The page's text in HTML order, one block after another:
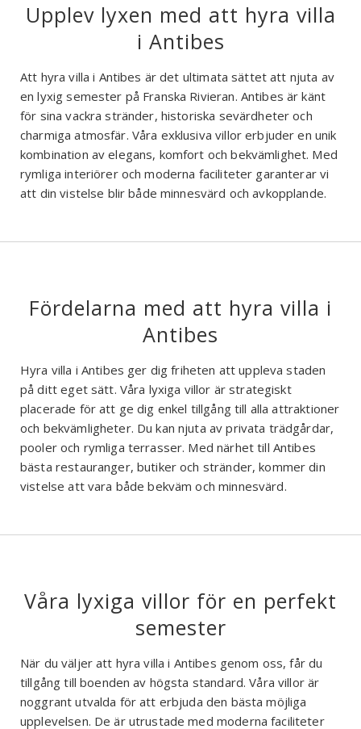
Upplev lyxen med att hyra villa
i Antibes
Att hyra villa i Antibes är det ultimata sättet att njuta av
en lyxig semester på Franska Rivieran. Antibes är känt
för sina vackra stränder, historiska sevärdheter och
charmiga atmosfär. Våra exklusiva villor erbjuder en unik
kombination av elegans, komfort och bekvämlighet. Med
rymliga interiörer och moderna faciliteter garanterar vi
att din vistelse blir både minnesvärd och avkopplande.
Fördelarna med att hyra villa i
Antibes
Hyra villa i Antibes ger dig friheten att uppleva staden
på ditt eget sätt. Våra lyxiga villor är strategiskt
placerade för att ge dig enkel tillgång till alla attraktioner
och bekvämligheter. Du kan njuta av privata trädgårdar,
pooler och rymliga terrasser. Med närhet till Antibes
bästa restauranger, butiker och stränder, kommer din
vistelse att vara både bekväm och minnesvärd.
Våra lyxiga villor för en perfekt
semester
När du väljer att hyra villa i Antibes genom oss, får du
tillgång till boenden av högsta standard. Våra villor är
noggrant utvalda för att erbjuda den bästa möjliga
upplevelsen. De är utrustade med moderna faciliteter